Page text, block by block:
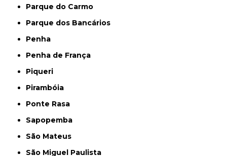
Parque do Carmo
Parque dos Bancários
Penha
Penha de França
Piqueri
Pirambóia
Ponte Rasa
Sapopemba
São Mateus
São Miguel Paulista